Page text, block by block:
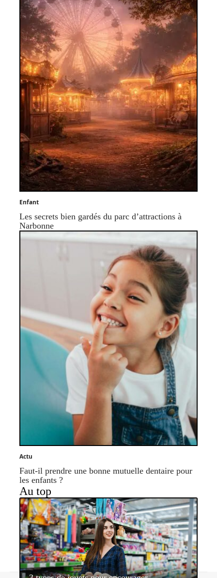
Enfant
Les secrets bien gardés du parc d’attractions à
Narbonne
Actu
Faut-il prendre une bonne mutuelle dentaire pour
les enfants ?
Au top